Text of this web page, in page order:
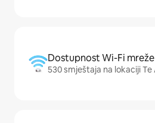
Dostupnost Wi-Fi mreže
530 smještaja na lokaciji Te